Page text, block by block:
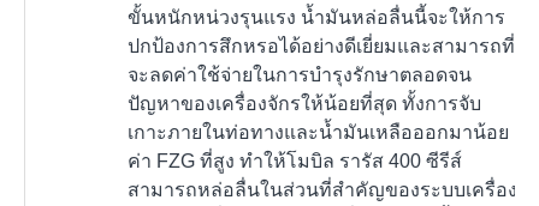
ขั้นหนักหน่วงรุนแรง น้ำมันหล่อลื่นนี้จะให้การ
ปกป้องการสึกหรอได้อย่างดีเยี่ยมและสามารถที่
จะลดค่าใช้จ่ายในการบำรุงรักษาตลอดจน
ปัญหาของเครื่องจักรให้น้อยที่สุด ทั้งการจับ
เกาะภายในท่อทางและน้ำมันเหลือออกมาน้อย
ค่า FZG ที่สูง ทำให้โมบิล รารัส 400 ซีรีส์
สามารถหล่อลื่นในส่วนที่สำคัญของระบบเครื่อง